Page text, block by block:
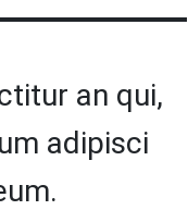
an qui,
adipisci